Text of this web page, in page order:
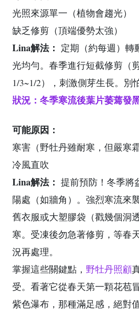
光照來源單一（植物會趨光）
缺乏修剪（頂端優勢太強）
Lina解法： 定期（約每週）轉
光均勻。春季進行短截修剪（
1/3~1/2），刺激側芽生長。別
狀況：冬季寒流後葉片萎蔫發
可能原因：
寒害（野牡丹雖耐寒，但嚴寒
冷風直吹
Lina解法： 提前預防！冬季將
陽處（如牆角）。強烈寒流來
舊衣服或大塑膠袋（戳幾個洞
寒。受凍後勿急著修剪，等春
況再處理。
掌握這些關鍵點， 野牡丹照顧
受。看著它從春天第一顆花苞
紫色瀑布，那種滿足感，絕對